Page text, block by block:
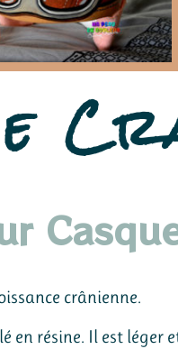
crânienne.
en résine. Il est léger